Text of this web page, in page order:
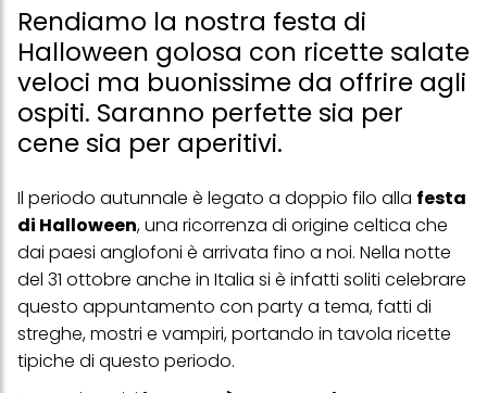
Rendiamo la nostra festa di
Halloween golosa con ricette salate
veloci ma buonissime da offrire agli
ospiti. Saranno perfette sia per
cene sia per aperitivi.
Il periodo autunnale è legato a doppio filo alla festa
di Halloween, una ricorrenza di origine celtica che
dai paesi anglofoni è arrivata fino a noi. Nella notte
del 31 ottobre anche in Italia si è infatti soliti celebrare
questo appuntamento con party a tema, fatti di
streghe, mostri e vampiri, portando in tavola ricette
tipiche di questo periodo.